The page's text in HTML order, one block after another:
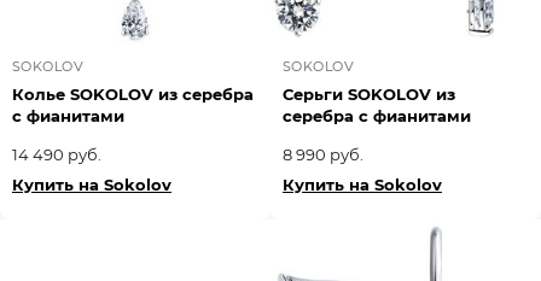
SOKOLOV
Колье SOKOLOV из серебра
с фианитами
14 490 руб.
Купить на Sokolov
SOKOLOV
Серьги SOKOLOV из
серебра с фианитами
8 990 руб.
Купить на Sokolov